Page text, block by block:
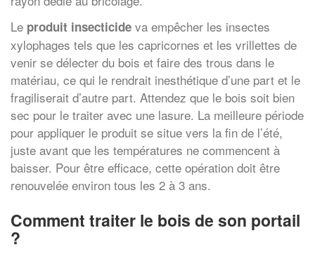
Le produit insecticide va empêcher les insectes
xylophages tels que les capricornes et les vrillettes de
venir se délecter du bois et faire des trous dans le
matériau, ce qui le rendrait inesthétique d’une part et le
fragiliserait d’autre part. Attendez que le bois soit bien
sec pour le traiter avec une lasure. La meilleure période
pour appliquer le produit se situe vers la fin de l’été,
juste avant que les températures ne commencent à
baisser. Pour être efficace, cette opération doit être
renouvelée environ tous les 2 à 3 ans.
Comment traiter le bois de son portail
?